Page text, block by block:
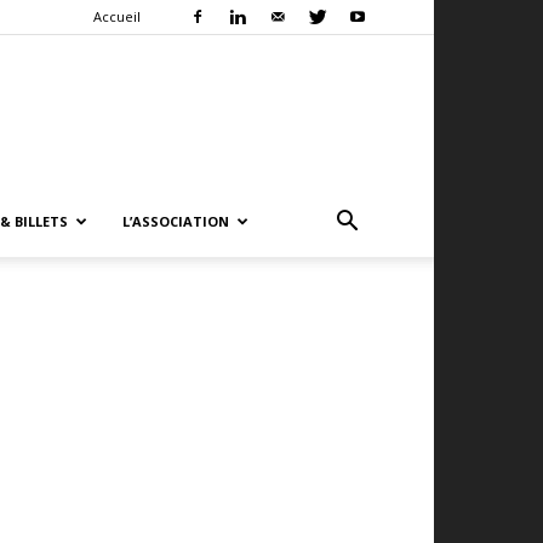
Accueil
BILLETS L’ASSOCIATION